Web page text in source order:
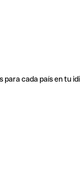
cada país en tu